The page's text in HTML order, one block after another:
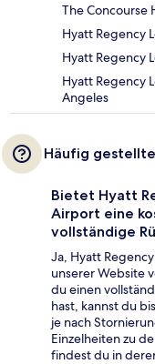
The Concourse
Hyatt Regency
Hyatt Regency
Hyatt Regency
Angeles
Häufig
Bietet Hyatt
Airport eine
vollständige
Ja, Hyatt
unserer Website
du einen
hast, kannst du
je nach
Einzelheiten zu
findest du in